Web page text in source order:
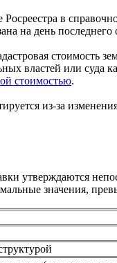
в
на день
стоимость
властей или суда
стоимостью.
из-за
утверждаются
значения,